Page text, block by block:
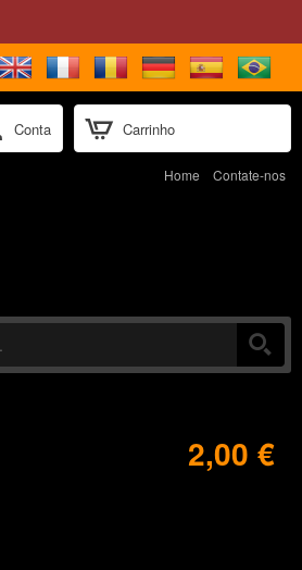
Carrinho
Conta
Home Contate-nos
2,00 €